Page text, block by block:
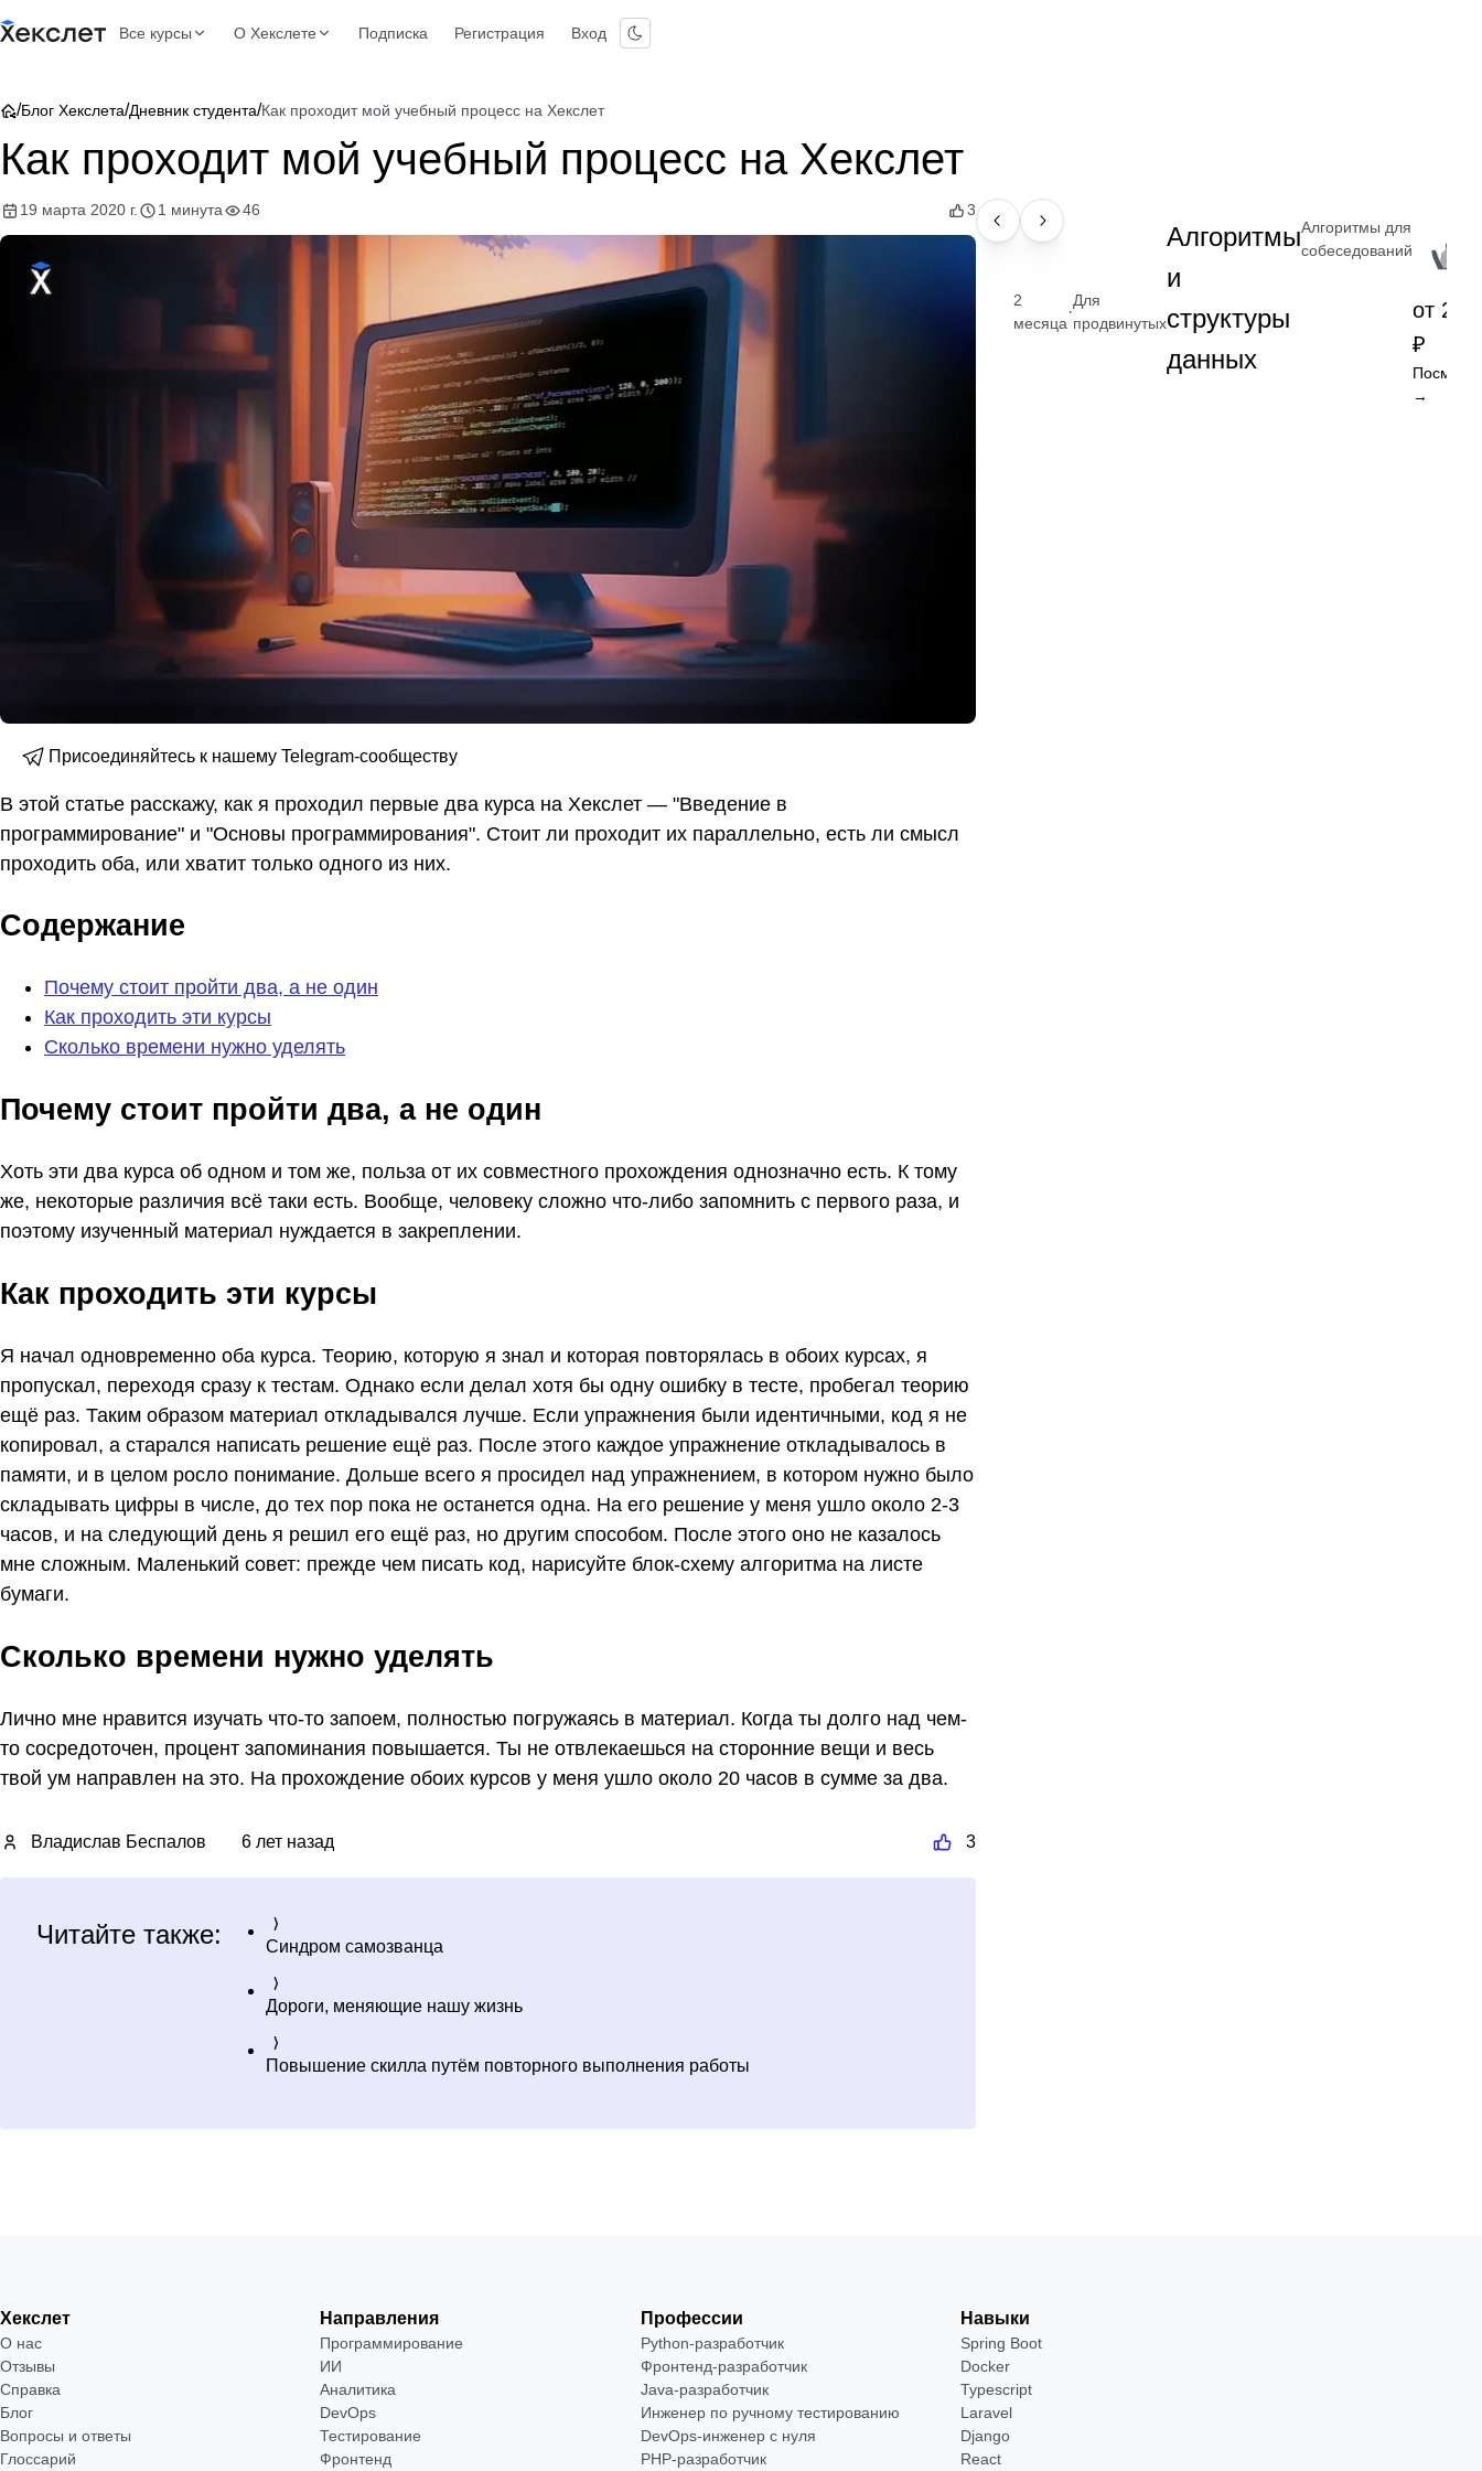
Все курсы О Хекслете Подписка Регистрация Вход
/Блог Хекслета/Дневник студента/Как проходит мой учебный процесс на Хекслет
Как проходит мой учебный процесс на Хекслет
19 марта 2020 г. 1 минута 46 3
Присоединяйтесь к нашему Telegram-сообществу
В этой статье расскажу, как я проходил первые два курса на Хекслет — "Введение в
программирование" и "Основы программирования". Стоит ли проходит их параллельно, есть ли смысл
проходить оба, или хватит только одного из них.
Содержание
Почему стоит пройти два, а не один
Как проходить эти курсы
Сколько времени нужно уделять
Почему стоит пройти два, а не один
Хоть эти два курса об одном и том же, польза от их совместного прохождения однозначно есть. К тому
же, некоторые различия всё таки есть. Вообще, человеку сложно что-либо запомнить с первого раза, и
поэтому изученный материал нуждается в закреплении.
Как проходить эти курсы
Я начал одновременно оба курса. Теорию, которую я знал и которая повторялась в обоих курсах, я
пропускал, переходя сразу к тестам. Однако если делал хотя бы одну ошибку в тесте, пробегал теорию
ещё раз. Таким образом материал откладывался лучше. Если упражнения были идентичными, код я не
копировал, а старался написать решение ещё раз. После этого каждое упражнение откладывалось в
памяти, и в целом росло понимание. Дольше всего я просидел над упражнением, в котором нужно было
складывать цифры в числе, до тех пор пока не останется одна. На его решение у меня ушло около 2-3
часов, и на следующий день я решил его ещё раз, но другим способом. После этого оно не казалось
мне сложным. Маленький совет: прежде чем писать код, нарисуйте блок-схему алгоритма на листе
бумаги.
Сколько времени нужно уделять
Лично мне нравится изучать что-то запоем, полностью погружаясь в материал. Когда ты долго над чем-
то сосредоточен, процент запоминания повышается. Ты не отвлекаешься на сторонние вещи и весь
твой ум направлен на это. На прохождение обоих курсов у меня ушло около 20 часов в сумме за два.
Владислав Беспалов 6 лет назад 3
Читайте также: Синдром самозванца
Дороги, меняющие нашу жизнь
Повышение скилла путём повторного выполнения работы
НАВЫК
2
месяца
·
Для
продвинутых
Алгоритмы
и
структуры
данных
Алгоритмы для
собеседований
от 2
₽
→
Хекслет
О нас
Отзывы
Справка
Блог
Вопросы и ответы
Глоссарий
Направления
Программирование
ИИ
Аналитика
DevOps
Тестирование
Фронтенд
Профессии
Python-разработчик
Фронтенд-разработчик
Java-разработчик
Инженер по ручному тестированию
DevOps-инженер с нуля
РНР-разработчик
Навыки
Spring Boot
Docker
Typescript
Laravel
Django
React